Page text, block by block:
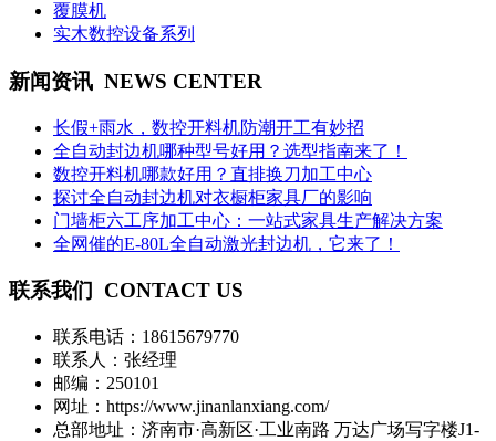
覆膜机
实木数控设备系列
新闻资讯 NEWS CENTER
长假+雨水，数控开料机防潮开工有妙招
全自动封边机哪种型号好用？选型指南来了！
数控开料机哪款好用？直排换刀加工中心
探讨全自动封边机对衣橱柜家具厂的影响
门墙柜六工序加工中心：一站式家具生产解决方案
全网催的E-80L全自动激光封边机，它来了！
联系我们 CONTACT US
联系电话： 18615679770
联系人：张经理
邮编：250101
网址：https://www.jinanlanxiang.com/
总部地址：济南市·高新区·工业南路 万达广场写字楼J1-